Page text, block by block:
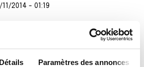
Détails Paramètres des annonces
2014 - 01:19
que votre femme a choisi